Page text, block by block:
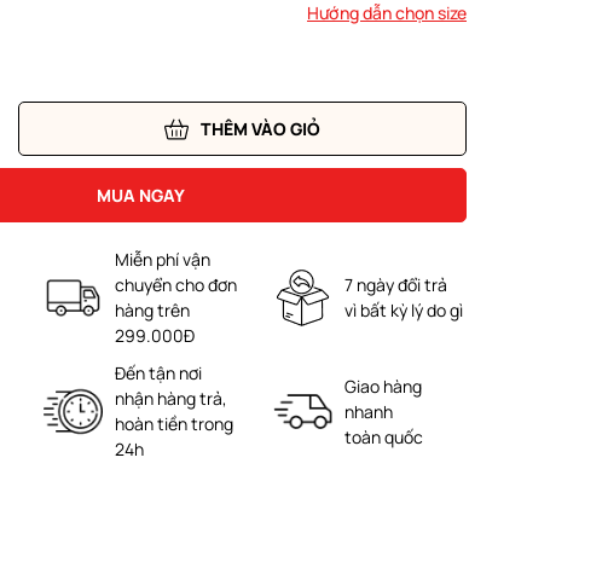
Hướng dẫn chọn size
THÊM VÀO GIỎ
MUA NGAY
Miễn phí vận
chuyển cho đơn
hàng trên
299.000Đ
7 ngày đổi trả
vì bất kỳ lý do gì
Đến tận nơi
nhận hàng trả,
hoàn tiền trong
24h
Giao hàng
nhanh
toàn quốc